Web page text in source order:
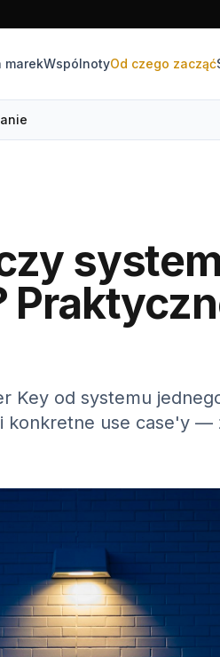
marekWspólnotyOd czego zacząć
Key od systemu
konkretne use case'y —